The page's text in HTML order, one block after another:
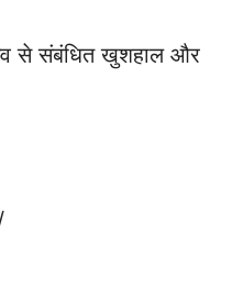
से संबंधित खुशहाल और